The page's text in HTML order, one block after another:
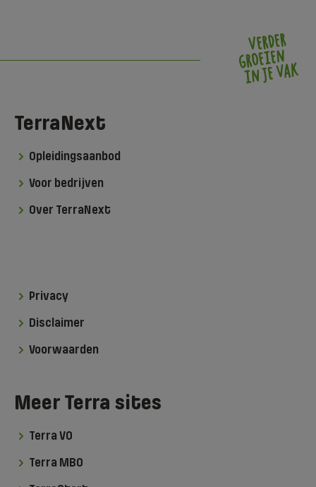
TerraNext
Opleidingsaanbod
Voor bedrijven
Over TerraNext
Privacy
Disclaimer
Voorwaarden
Meer Terra sites
Terra VO
Terra MBO